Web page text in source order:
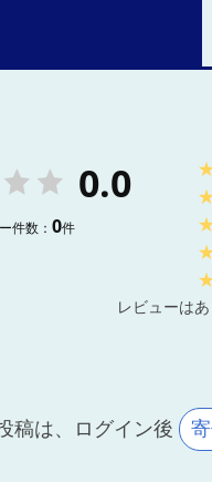
0.0
件数： 0件
レビューはあ
稿は、ログイン後